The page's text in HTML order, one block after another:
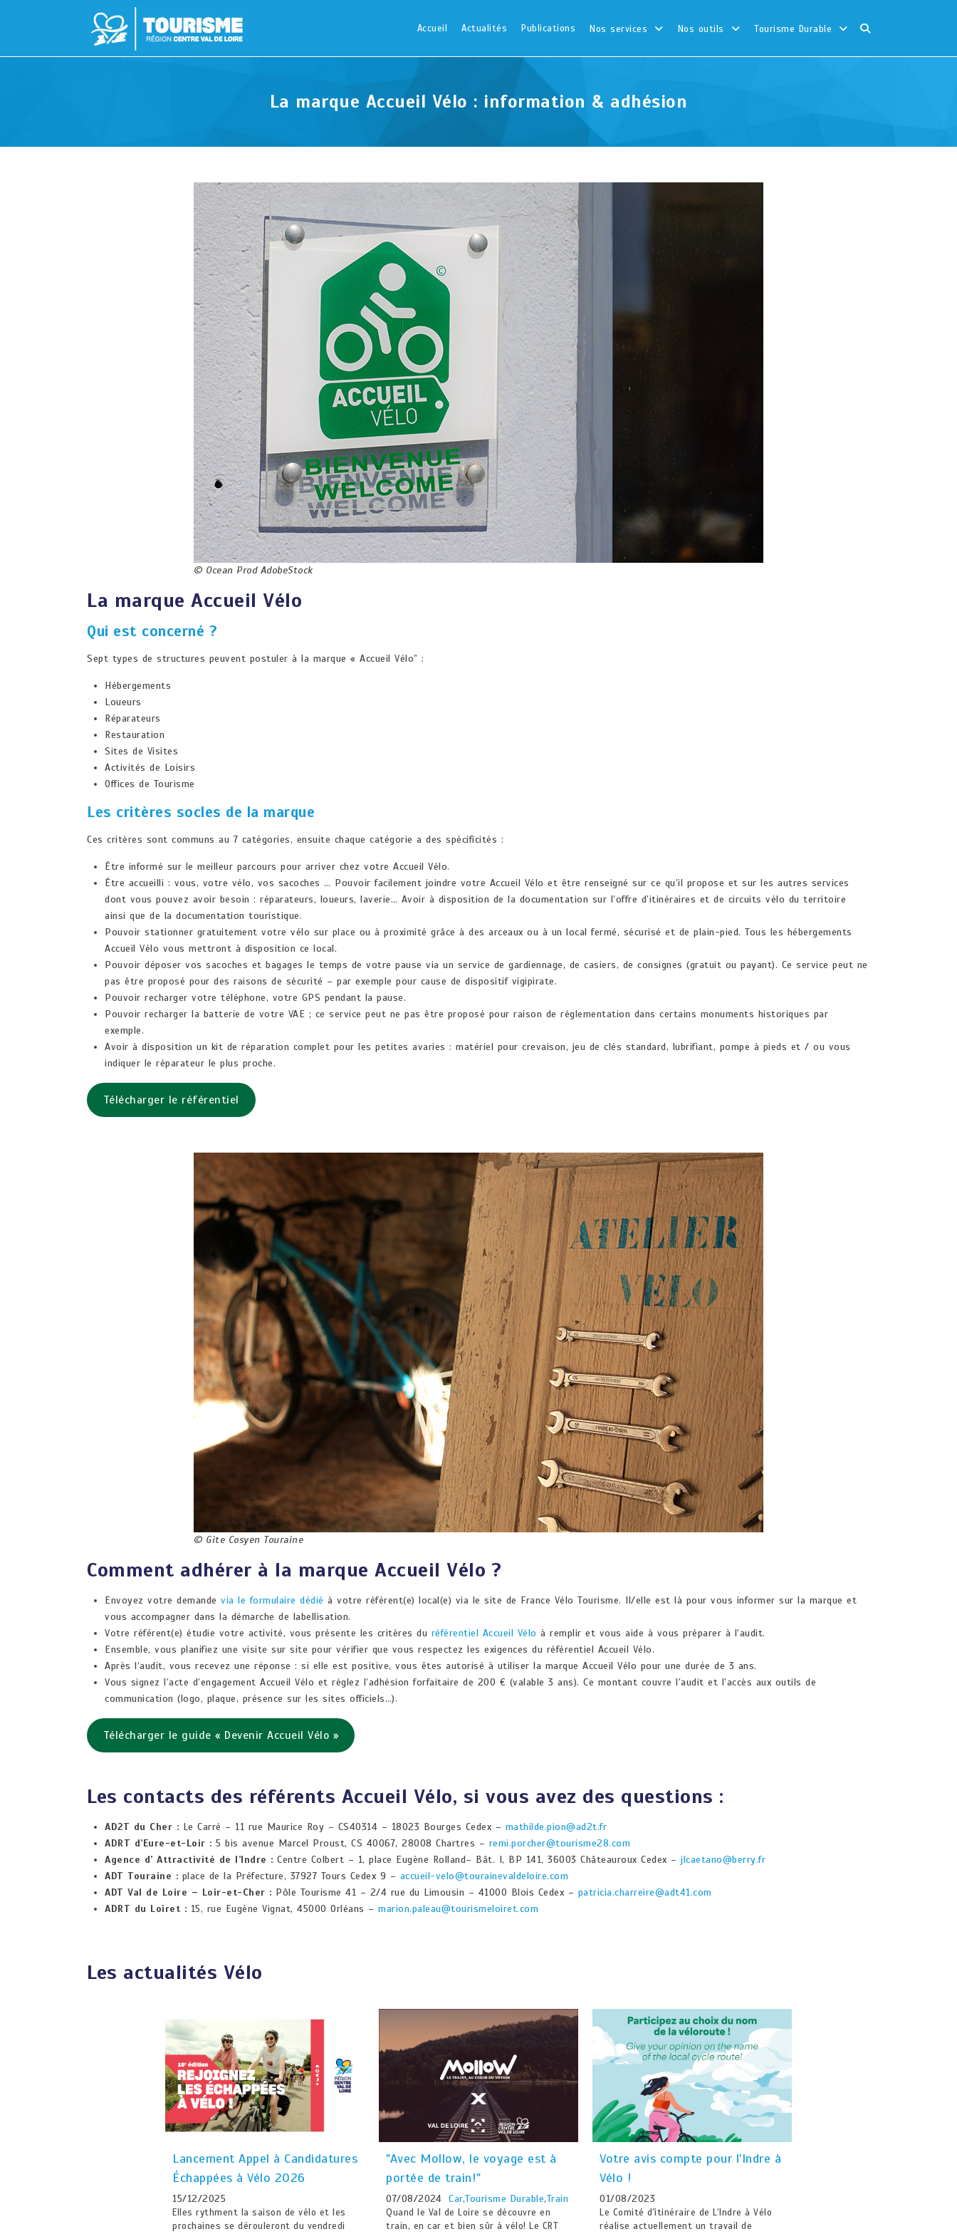
Accueil Actualités Publications Nos services Nos outils Tourisme Durable
La marque Accueil Vélo : information & adhésion
© Ocean Prod AdobeStock
La marque Accueil Vélo
Qui est concerné ?
Sept types de structures peuvent postuler à la marque « Accueil Vélo” :
Hébergements
Loueurs
Réparateurs
Restauration
Sites de Visites
Activités de Loisirs
Offices de Tourisme
Les critères socles de la marque
Ces critères sont communs au 7 catégories, ensuite chaque catégorie a des spécificités :
Être informé sur le meilleur parcours pour arriver chez votre Accueil Vélo.
Être accueilli : vous, votre vélo, vos sacoches … Pouvoir facilement joindre votre Accueil Vélo et être renseigné sur ce qu’il propose et sur les autres services
dont vous pouvez avoir besoin : réparateurs, loueurs, laverie… Avoir à disposition de la documentation sur l’offre d’itinéraires et de circuits vélo du territoire
ainsi que de la documentation touristique.
Pouvoir stationner gratuitement votre vélo sur place ou à proximité grâce à des arceaux ou à un local fermé, sécurisé et de plain-pied. Tous les hébergements
Accueil Vélo vous mettront à disposition ce local.
Pouvoir déposer vos sacoches et bagages le temps de votre pause via un service de gardiennage, de casiers, de consignes (gratuit ou payant). Ce service peut ne
pas être proposé pour des raisons de sécurité – par exemple pour cause de dispositif vigipirate.
Pouvoir recharger votre téléphone, votre GPS pendant la pause.
Pouvoir recharger la batterie de votre VAE ; ce service peut ne pas être proposé pour raison de réglementation dans certains monuments historiques par
exemple.
Avoir à disposition un kit de réparation complet pour les petites avaries : matériel pour crevaison, jeu de clés standard, lubrifiant, pompe à pieds et / ou vous
indiquer le réparateur le plus proche.
Télécharger le référentiel
© Gite Cosyen Touraine
Comment adhérer à la marque Accueil Vélo ?
Envoyez votre demande via le formulaire dédié à votre référent(e) local(e) via le site de France Vélo Tourisme. Il/elle est là pour vous informer sur la marque et
vous accompagner dans la démarche de labellisation.
Votre référent(e) étudie votre activité, vous présente les critères du référentiel Accueil Vélo à remplir et vous aide à vous préparer à l’audit.
Ensemble, vous planifiez une visite sur site pour vérifier que vous respectez les exigences du référentiel Accueil Vélo.
Après l’audit, vous recevez une réponse : si elle est positive, vous êtes autorisé à utiliser la marque Accueil Vélo pour une durée de 3 ans.
Vous signez l’acte d’engagement Accueil Vélo et réglez l’adhésion forfaitaire de 200 € (valable 3 ans). Ce montant couvre l’audit et l’accès aux outils de
communication (logo, plaque, présence sur les sites officiels…).
Télécharger le guide « Devenir Accueil Vélo »
Les contacts des référents Accueil Vélo, si vous avez des questions :
AD2T du Cher : Le Carré – 11 rue Maurice Roy – CS40314 – 18023 Bourges Cedex – mathilde.pion@ad2t.fr
ADRT d’Eure-et-Loir : 5 bis avenue Marcel Proust, CS 40067, 28008 Chartres – remi.porcher@tourisme28.com
Agence d’ Attractivité de l’Indre : Centre Colbert – 1, place Eugène Rolland– Bât. I, BP 141, 36003 Châteauroux Cedex – jlcaetano@berry.fr
ADT Touraine : place de la Préfecture, 37927 Tours Cedex 9 – accueil-velo@tourainevaldeloire.com
ADT Val de Loire – Loir-et-Cher : Pôle Tourisme 41 – 2/4 rue du Limousin – 41000 Blois Cedex – patricia.charreire@adt41.com
ADRT du Loiret : 15, rue Eugène Vignat, 45000 Orléans – marion.paleau@tourismeloiret.com
Les actualités Vélo
Lancement Appel à Candidatures
Échappées à Vélo 2026
15/12/2025
Elles rythment la saison de vélo et les
prochaines se dérouleront du vendredi
"Avec Mollow, le voyage est à
portée de train!"
07/08/2024 Car,Tourisme Durable,Train
Quand le Val de Loire se découvre en
train, en car et bien sûr à vélo! Le CRT
Votre avis compte pour l'Indre à
Vélo !
01/08/2023
Le Comité d'itinéraire de L’Indre à Vélo
réalise actuellement un travail de